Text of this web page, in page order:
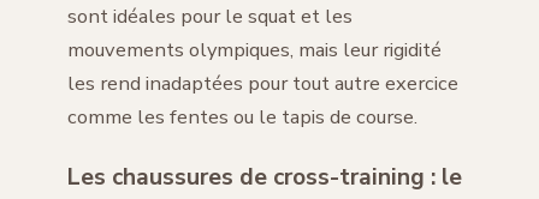
sont idéales pour le squat et les
mouvements olympiques, mais leur rigidité
les rend inadaptées pour tout autre exercice
comme les fentes ou le tapis de course.
Les chaussures de cross-training : le